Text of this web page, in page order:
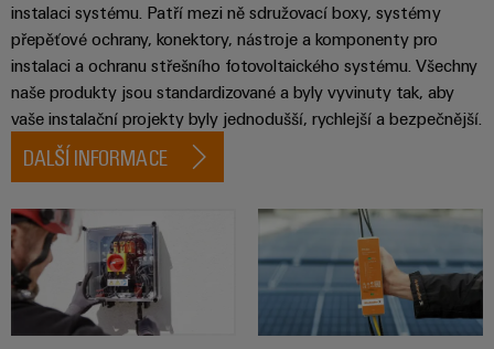
instalaci systému. Patří mezi ně sdružovací boxy, systémy
přepěťové ochrany, konektory, nástroje a komponenty pro
instalaci a ochranu střešního fotovoltaického systému. Všechny
naše produkty jsou standardizované a byly vyvinuty tak, aby
vaše instalační projekty byly jednodušší, rychlejší a bezpečnější.
DALŠÍ INFORMACE